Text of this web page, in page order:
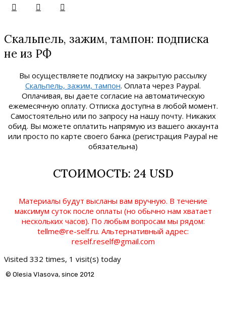
Скальпель, зажим, тампон: подписка
не из РФ
Вы осуществляете подписку на закрытую рассылку
Скальпель, зажим, тампон. Оплата через Paypal.
Оплачивая, вы даете согласие на автоматическую
ежемесячную оплату. Отписка доступна в любой момент.
Самостоятельно или по запросу на нашу почту. Никаких
обид. Вы можете оплатить напрямую из вашего аккаунта
или просто по карте своего банка (регистрация Paypal не
обязательна)
СТОИМОСТЬ: 24 USD
Материалы будут высланы вам вручную. В течение
максимум суток после оплаты (но обычно нам хватает
нескольких часов). По любым вопросам мы рядом:
tellme@re-self.ru. Альтернативный адрес:
reself.reself@gmail.com
Visited 332 times, 1 visit(s) today
© Olesia Vlasova, since 2012